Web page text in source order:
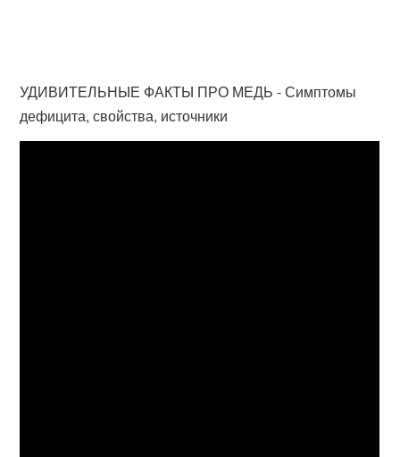
УДИВИТЕЛЬНЫЕ ФАКТЫ ПРО МЕДЬ - Симптомы
дефицита, свойства, источники